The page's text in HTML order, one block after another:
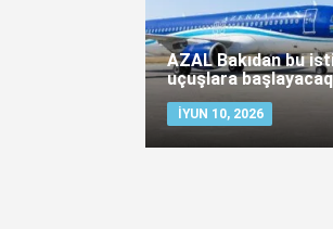
AZAL Bakıdan bu
uçuşlara başlayacaq
İYUN 10, 2026